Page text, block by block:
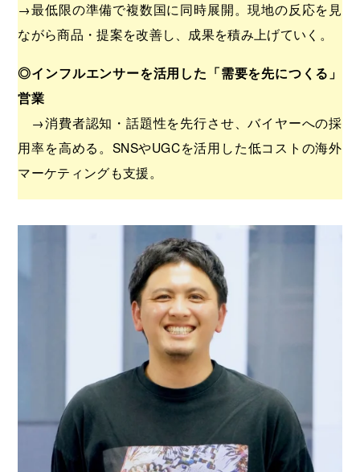
→最低限の準備で複数国に同時展開。現地の反応を見
ながら商品・提案を改善し、成果を積み上げていく。
◎インフルエンサーを活用した「需要を先につくる」
営業
→消費者認知・話題性を先行させ、バイヤーへの採
用率を高める。SNSやUGCを活用した低コストの海外
マーケティングも支援。